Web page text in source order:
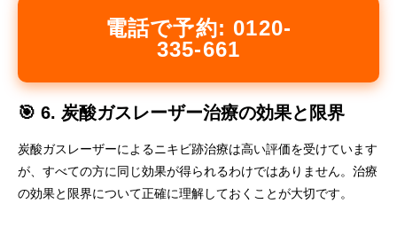
電話で予約: 0120-
335-661
🎯 6. 炭酸ガスレーザー治療の効果と限界
炭酸ガスレーザーによるニキビ跡治療は高い評価を受けています
が、すべての方に同じ効果が得られるわけではありません。治療
の効果と限界について正確に理解しておくことが大切です。